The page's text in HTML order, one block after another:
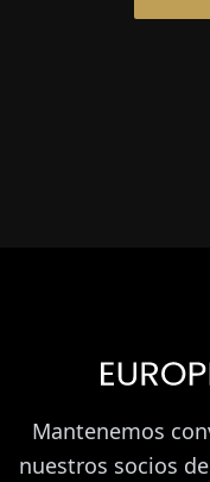
Mantenemos
nuestros socios